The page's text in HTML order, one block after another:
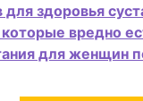
для здоровья
вредно
для женщин